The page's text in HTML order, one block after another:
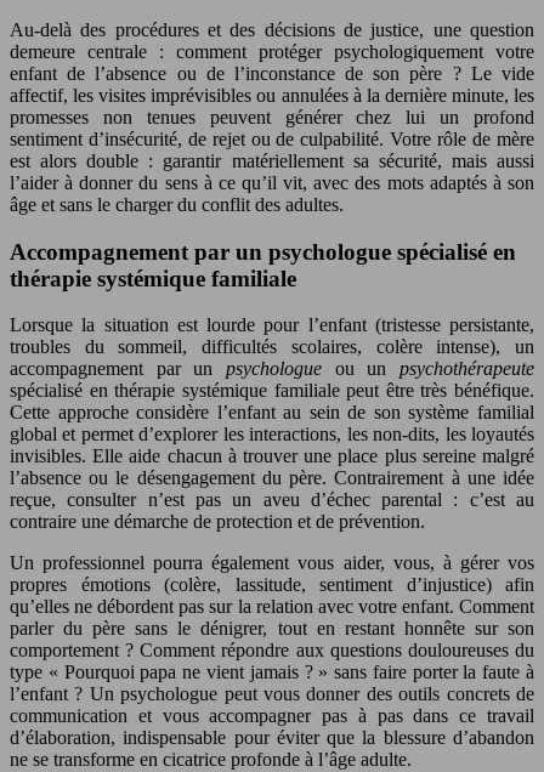
Au-delà des procédures et des décisions de justice, une question
demeure centrale : comment protéger psychologiquement votre
enfant de l’absence ou de l’inconstance de son père ? Le vide
affectif, les visites imprévisibles ou annulées à la dernière minute, les
promesses non tenues peuvent générer chez lui un profond
sentiment d’insécurité, de rejet ou de culpabilité. Votre rôle de mère
est alors double : garantir matériellement sa sécurité, mais aussi
l’aider à donner du sens à ce qu’il vit, avec des mots adaptés à son
âge et sans le charger du conflit des adultes.
Accompagnement par un psychologue spécialisé en
thérapie systémique familiale
Lorsque la situation est lourde pour l’enfant (tristesse persistante,
troubles du sommeil, difficultés scolaires, colère intense), un
accompagnement par un psychologue ou un psychothérapeute
spécialisé en thérapie systémique familiale peut être très bénéfique.
Cette approche considère l’enfant au sein de son système familial
global et permet d’explorer les interactions, les non-dits, les loyautés
invisibles. Elle aide chacun à trouver une place plus sereine malgré
l’absence ou le désengagement du père. Contrairement à une idée
reçue, consulter n’est pas un aveu d’échec parental : c’est au
contraire une démarche de protection et de prévention.
Un professionnel pourra également vous aider, vous, à gérer vos
propres émotions (colère, lassitude, sentiment d’injustice) afin
qu’elles ne débordent pas sur la relation avec votre enfant. Comment
parler du père sans le dénigrer, tout en restant honnête sur son
comportement ? Comment répondre aux questions douloureuses du
type « Pourquoi papa ne vient jamais ? » sans faire porter la faute à
l’enfant ? Un psychologue peut vous donner des outils concrets de
communication et vous accompagner pas à pas dans ce travail
d’élaboration, indispensable pour éviter que la blessure d’abandon
ne se transforme en cicatrice profonde à l’âge adulte.